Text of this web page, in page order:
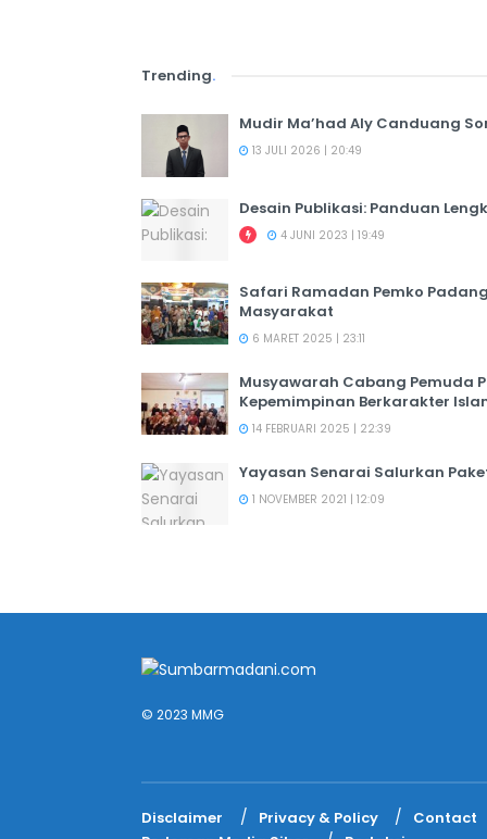
Trending.
Mudir Ma’had Aly Canduang
13 JULI 2026 | 20:49
Desain Publikasi: Panduan
4 JUNI 2023 | 19:49
Safari Ramadan Pemko
Masyarakat
6 MARET 2025 | 23:11
Musyawarah Cabang Pemuda
Kepemimpinan Berkarakter
14 FEBRUARI 2025 | 22:39
Yayasan Senarai Salurkan
1 NOVEMBER 2021 | 12:09
© 2023 MMG
Disclaimer Privacy & Policy
Contact